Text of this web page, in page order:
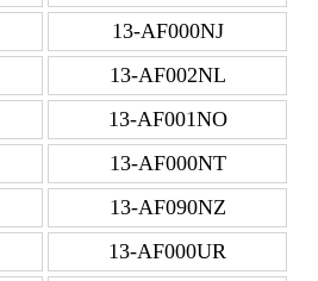
13-AF000NJ
13-AF002NL
13-AF001NO
13-AF000NT
13-AF090NZ
13-AF000UR